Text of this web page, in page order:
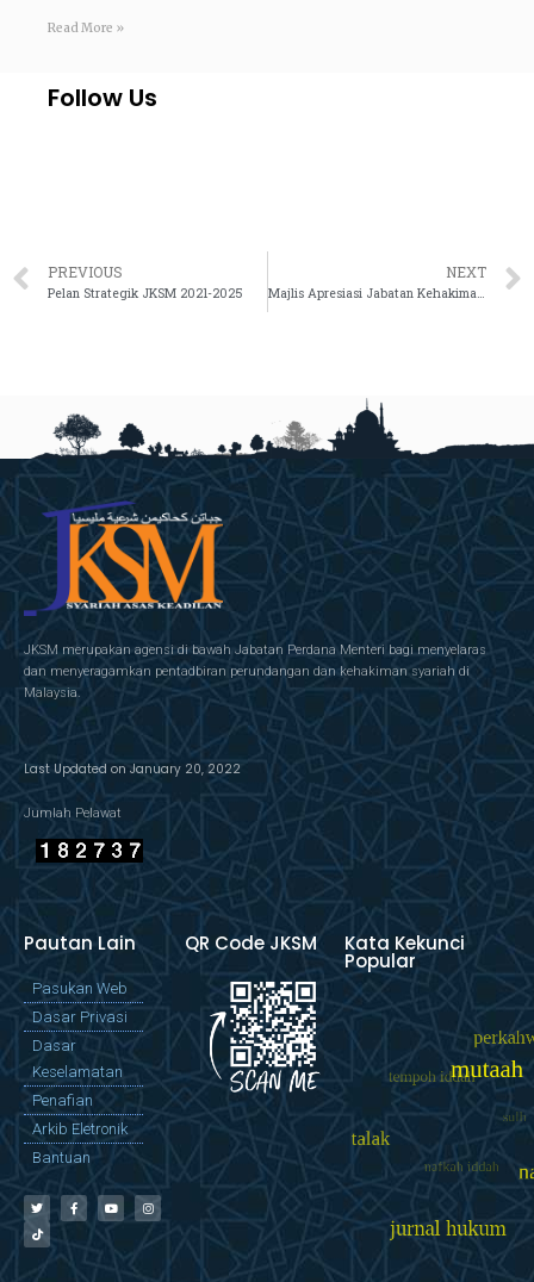
Read More »
Follow Us
PREVIOUS
Pelan Strategik JKSM 2021-2025
NEXT
Majlis Apresiasi Jabatan Kehakiman Syariah Malaysia Tahun 2021
JKSM merupakan agensi di bawah Jabatan Perdana Menteri bagi menyelaras
dan menyeragamkan pentadbiran perundangan dan kehakiman syariah di
Malaysia.
Last Updated on January 20, 2022
Jumlah Pelawat
Pautan Lain
Pasukan Web
Dasar Privasi
Dasar
Keselamatan
Penafian
Arkib Eletronik
Bantuan
QR Code JKSM Kata Kekunci
Popular